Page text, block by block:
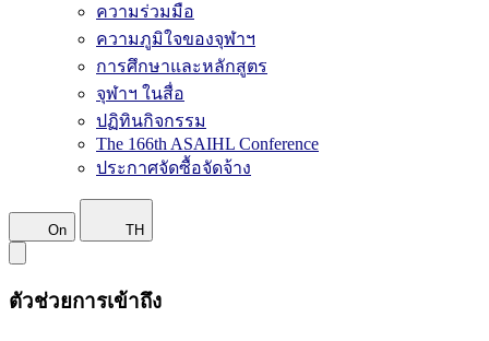
ความร่วมมือ
ความภูมิใจของจุฬาฯ
การศึกษาและหลักสูตร
จุฬาฯ ในสื่อ
ปฏิทินกิจกรรม
The 166th ASAIHL Conference
ประกาศจัดซื้อจัดจ้าง
On TH
ตัวช่วยการเข้าถึง